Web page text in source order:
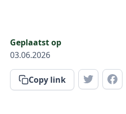
Geplaatst op
03.06.2026
Copy link